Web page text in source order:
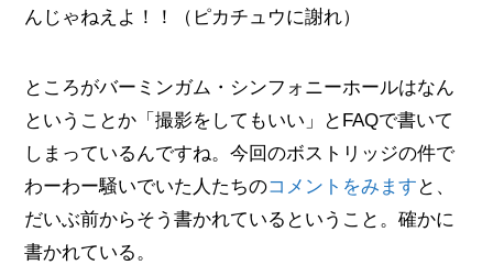
んじゃねえよ！！（ピカチュウに謝れ）
ところがバーミンガム・シンフォニーホールはなん
ということか「撮影をしてもいい」とFAQで書いて
しまっているんですね。今回のボストリッジの件で
わーわー騒いでいた人たちのコメントをみます と、
だいぶ前からそう書かれているということ。確かに
書かれている。